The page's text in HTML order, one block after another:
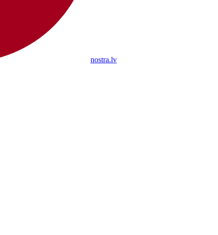
nostra.lv